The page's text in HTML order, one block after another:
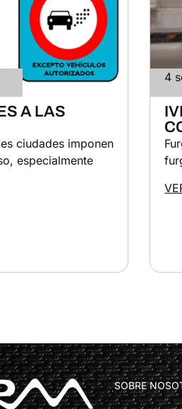
A LAS
ciudades imponen
especialmente
4
SOBRE